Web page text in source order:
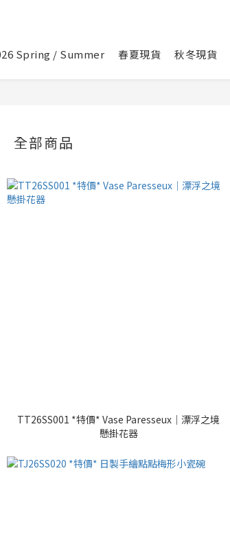
Spring / Summer 春夏現貨 秋冬現貨
全部商品
TT26SS001 *特價* Vase Paresseux｜漂浮之境
懸掛花器